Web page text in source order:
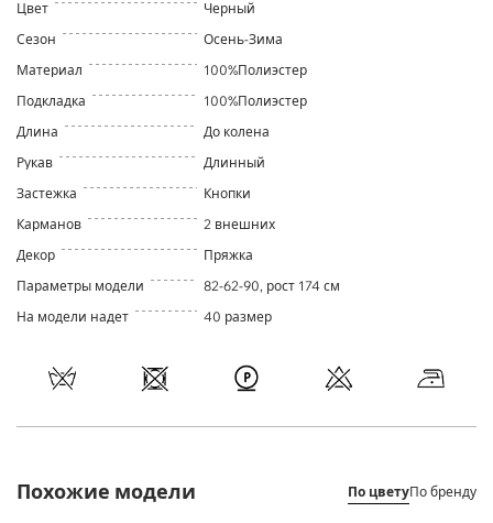
Цвет
Черный
Сезон
Осень-Зима
Материал
100%Полиэстер
Подкладка
100%Полиэстер
Длина
До колена
Рукав
Длинный
Застежка
Кнопки
Карманов
2 внешних
Декор
Пряжка
Параметры модели
82-62-90, рост 174 см
На модели надет
40 размер
Похожие модели По цветуПо бренду